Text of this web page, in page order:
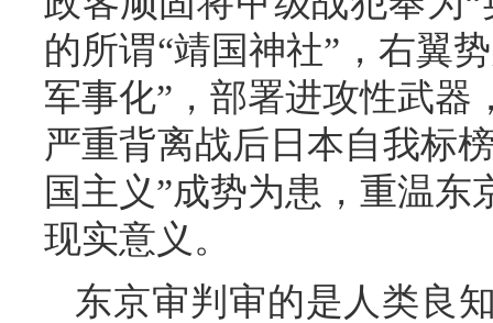
的所谓“靖国神社”，右翼
军事化”，部署进攻性武
严重背离战后日本自我标
国主义”成势为患，重温
现实意义。
东京审判审的是人类良